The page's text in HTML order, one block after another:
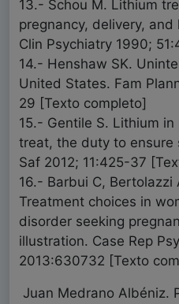
13.- Schou M. Lithium
pregnancy, delivery,
Clin Psychiatry 1990;
14.- Henshaw SK.
United States. Fam
29 [Texto completo]
15.- Gentile S. Lithium
treat, the duty to ensure
Saf 2012; 11:425-37
16.- Barbui C, Bertolazzi
Treatment choices in
disorder seeking
illustration. Case Rep
2013:630732 [Texto
Juan Medrano Albéniz.